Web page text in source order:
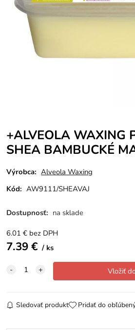
+ALVEOLA WAXING
SHEA BAMBUCKÉ
Výrobca: Alveola Waxing
Kód: AW9111/SHEAVAJ
Dostupnosť: na sklade
6.01 € bez DPH
7.39€ ks
Sledovať produkt Pridať do